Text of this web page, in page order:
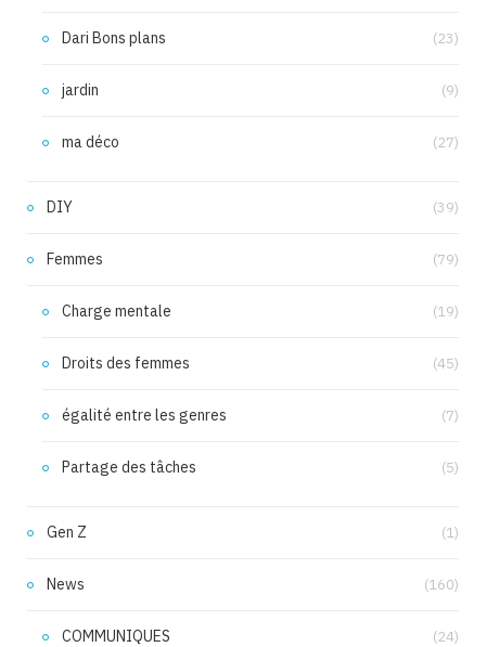
Dari Bons plans (23)
jardin (9)
ma déco (27)
DIY (39)
Femmes (79)
Charge mentale (19)
Droits des femmes (45)
égalité entre les genres (7)
Partage des tâches (5)
Gen Z (1)
News (160)
COMMUNIQUES (24)